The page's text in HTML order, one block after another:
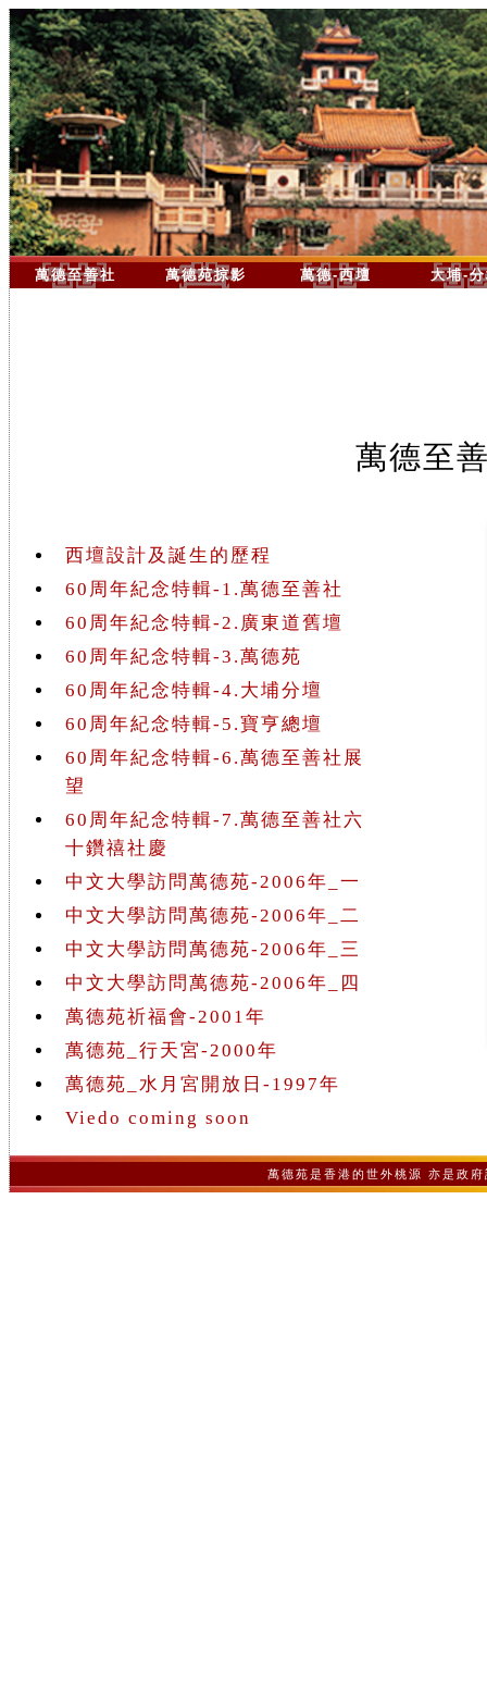
萬德至善社 萬德苑掠影 萬德-西壇 大埔-
萬德至
西壇設計及誕生的歷程
60周年紀念特輯-1.萬德至善社
60周年紀念特輯-2.廣東道舊壇
60周年紀念特輯-3.萬德苑
60周年紀念特輯-4.大埔分壇
60周年紀念特輯-5.寶亨總壇
60周年紀念特輯-6.萬德至善社展
望
60周年紀念特輯-7.萬德至善社六
十鑽禧社慶
中文大學訪問萬德苑-2006年_一
中文大學訪問萬德苑-2006年_二
中文大學訪問萬德苑-2006年_三
中文大學訪問萬德苑-2006年_四
萬德苑祈福會-2001年
萬德苑_行天宮-2000年
萬德苑_水月宮開放日-1997年
Viedo coming soon
萬德苑是香港的世外桃源 亦是